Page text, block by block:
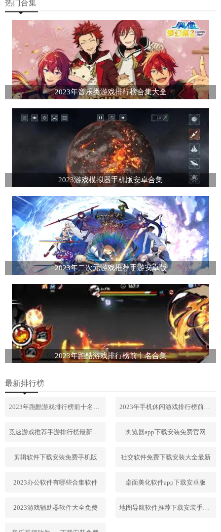
热门合集
2023年音乐类游戏排行榜合集大全
2023游戏模拟器手机版安卓合集
2023年二次元游戏推荐手游安卓版
2023年跑酷游戏排行榜前十名合集
最新排行榜
2023年跑酷游戏排行榜前十名合集 2023年手机休闲游戏排行榜前十名
竞速游戏推荐手游排行榜最新2023 浏览器app下载安装免费官网
剪辑软件下载安装免费手机版 社交软件免费下载安装大全最新
2023办公软件有哪些合集软件 桌面美化软件app下载安卓版
2023游戏辅助器软件大全免费 地图导航软件推荐下载安装手机版